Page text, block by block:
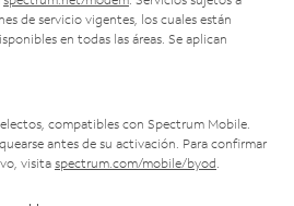
de servicio vigentes, los cuales están
en todas las áreas. Se aplican
compatibles con Spectrum Mobile.
antes de su activación. Para confirmar
visita spectrum.com/mobile/byod